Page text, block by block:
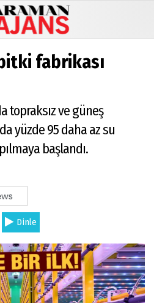
Video
Galeri
Foto
Galeri
Çerez
Politikası
Gizlilik
fabrikası
topraksız ve güneş
yüzde 95 daha az su
başlandı.
Dinle